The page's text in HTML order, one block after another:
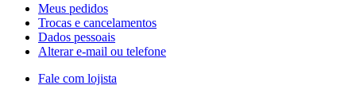
Meus pedidos
Trocas e cancelamentos
Dados pessoais
Alterar e-mail ou telefone
Fale com lojista